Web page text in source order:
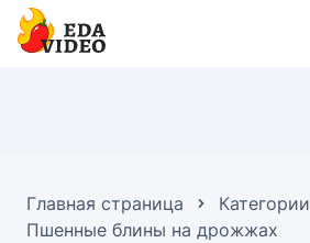
Главная страница Категории
Пшенные блины на дрожжах